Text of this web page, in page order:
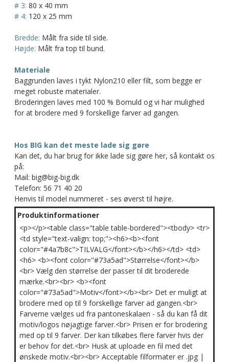
# 3: 80 x 40 mm
# 4: 120 x 25 mm
Bredde: Målt fra side til side.
Højde: Målt fra top til bund.
Materiale
Baggrunden laves i tykt Nylon210 eller filt, som begge er
meget robuste materialer.
Broderingen laves med 100 % Bomuld og vi har mulighed
for at brodere med 9 forskellige farver ad gangen.
Hos BIG kan det meste lade sig gøre
Kan det, du har brug for ikke lade sig gøre her, så kontakt os
på:
Mail: big@big-big.dk
Telefon: 56 71 40 20
Henvis til model nummeret - ses øverst til højre.
Produktinformationer
<p></p><table class="table table-bordered"><tbody> <tr>
<td style="text-valign: top;"><h6><b><font
color="#4a7b8c">TILVALG</font></b></h6></td> <td>
<h6> <b><font color="#73a5ad">Størrelse</font></b>
<br> Vælg den størrelse der passer til dit broderede
mærke.<br><br> <b><font
color="#73a5ad">Motiv</font></b><br> Det er muligt at
brodere med op til 9 forskellige farver ad gangen.<br>
Farverne vælges ud fra pantoneskalaen - så du kan få dit
motiv/logos nøjagtige farver.<br> Prisen er for brodering
med op til 9 farver. Der kan tilkøbes flere farver hvis der
er behov for det.<br> Husk at uploade en fil med det
ønskede motiv.<br><br> Acceptable filformater er .jpg |